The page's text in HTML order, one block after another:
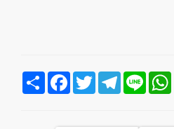
اشتراک
FacebookTwitter
Telegram Line
WhatsApp